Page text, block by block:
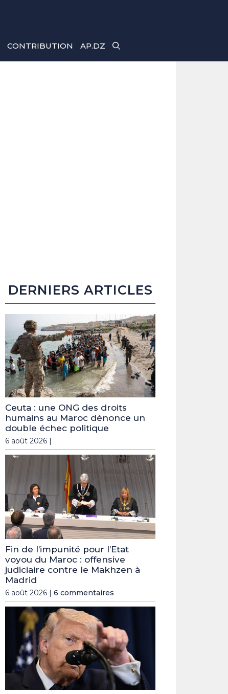
CONTRIBUTION AP.DZ
DERNIERS ARTICLES
Ceuta : une ONG des droits
humains au Maroc dénonce un
double échec politique
6 août 2026 |
Fin de l’impunité pour l’Etat
voyou du Maroc : offensive
judiciaire contre le Makhzen à
Madrid
6 août 2026 | 6 commentaires